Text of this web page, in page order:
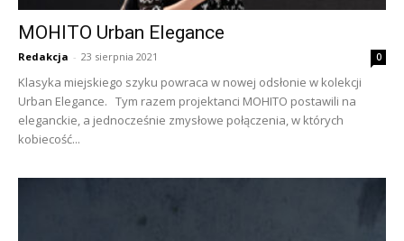
MOHITO Urban Elegance
Redakcja - 23 sierpnia 2021 0
Klasyka miejskiego szyku powraca w nowej odsłonie w kolekcji
Urban Elegance. Tym razem projektanci MOHITO postawili na
eleganckie, a jednocześnie zmysłowe połączenia, w których
kobiecość...